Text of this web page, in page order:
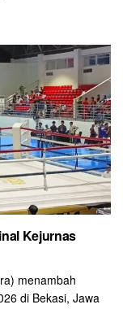
Kejurnas
menambah
di Bekasi, Jawa